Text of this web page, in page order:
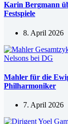
Karin Bergmann
Festspiele
8. April 2026
Mahler für die
Philharmoniker
7. April 2026